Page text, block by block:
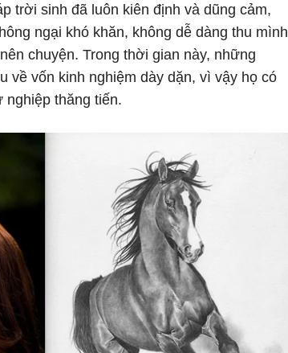
trời sinh đã luôn kiên định và dũng cảm,
ngại khó khăn, không dễ dàng thu mình
chuyện. Trong thời gian này, những
về vốn kinh nghiệm dày dặn, vì vậy họ có
thăng tiến.